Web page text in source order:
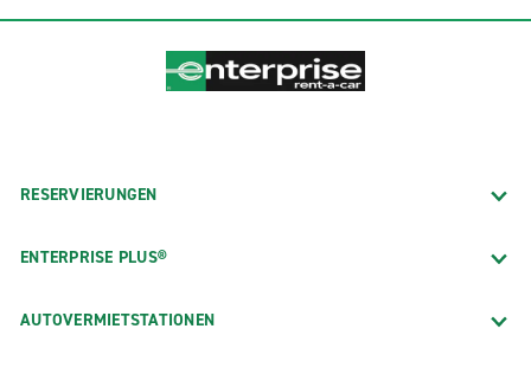
RESERVIERUNGEN
ENTERPRISE PLUS®
AUTOVERMIETSTATIONEN